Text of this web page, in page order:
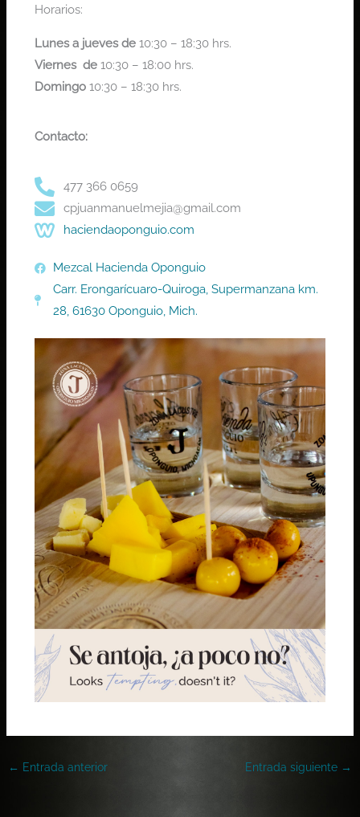
Horarios:
Lunes a jueves de 10:30 – 18:30 hrs.
Viernes de 10:30 – 18:00 hrs.
Domingo 10:30 – 18:30 hrs.
Contacto:
477 366 0659
cpjuanmanuelmejia@gmail.com
haciendaoponguio.com
Mezcal Hacienda Oponguio
Carr. Erongarícuaro-Quiroga, Supermanzana km.
28, 61630 Oponguio, Mich.
← Entrada anterior Entrada siguiente →